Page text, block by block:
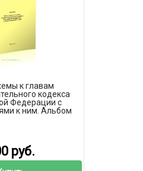
к главам
кодекса
Федерации с
к ним. Альбом
руб.